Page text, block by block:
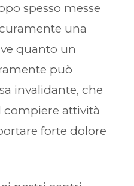
spesso messe
una
quanto un
può
invalidante, che
attività
forte dolore